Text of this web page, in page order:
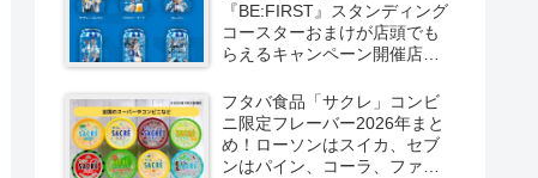
『BE:FIRST』スタンディング
コースターおまけが店頭でも
らえるキャンペーン開催店は
定で6種類！見分け方！セブ
ン、ファミマ、ローソン、デ
イリーヤマザキ、ミニストッ
プなどで！クーラーバッグ
フタバ食品「サクレ」コンビ
ニ限定フレーバー2026年まと
め！ローソンはスイカ、セブ
ンはパイン、コーラ、ファミ